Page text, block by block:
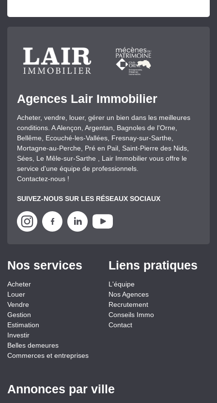
Agences Lair Immobilier
Acheter, vendre, louer, gérer un bien dans les meilleures
conditions. A Alençon, Argentan, Bagnoles de l'Orne,
Bellême, Ecouché-les-Vallées, Fresnay-sur-Sarthe,
Mortagne-au-Perche, Pré en Pail, Saint-Pierre des Nids,
Sées, Le Mêle-sur-Sarthe , Lair Immobilier vous offre le
service d'une équipe de professionnels.
Contactez-nous !
SUIVEZ-NOUS SUR LES RÉSEAUX SOCIAUX
Nos services
Acheter
Louer
Vendre
Gestion
Estimation
Investir
Belles demeures
Commerces et entreprises
Liens pratiques
L'équipe
Nos Agences
Recrutement
Conseils Immo
Contact
Annonces par ville